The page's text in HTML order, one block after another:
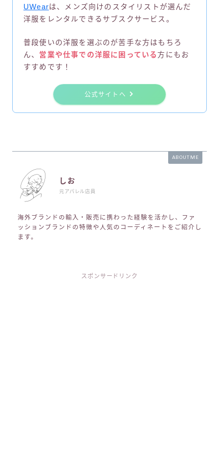
UWearは、メンズ向けのスタイリストが選んだ
洋服をレンタルできるサブスクサービス。
普段使いの洋服を選ぶのが苦手な方はもちろ
ん、 営業や仕事での洋服に困っている方にもお
すすめです！
公式サイトへ
ABOUT ME
しお
元アパレル店員
海外ブランドの輸入・販売に携わった経験を活かし、ファ
ッションブランドの特徴や人気のコーディネートをご紹介し
ます。
スポンサードリンク